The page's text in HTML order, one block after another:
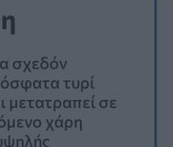
σχεδόν
τυρί
μετατραπεί σε
χάρη